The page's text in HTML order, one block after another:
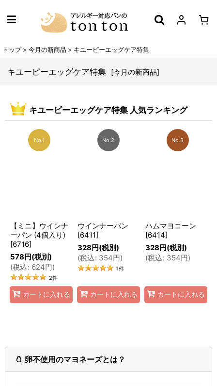
トップ > 今月の新商品 > キユーピーエッグケア特集
キユーピーエッグケア特集 [今月の新商品]
キユーピーエッグケア特集 人気ランキング
No.1 No.2 No.3
【ミニ】ウインナ
ーパン (4個入り)
[6716]
578 円(税別)
(税込: 624円)
2件
カートに入れる
ウインナーパン
[6411]
328 円(税別)
(税込: 354円)
1件
カートに入れる
ハムマヨコーン
[6414]
328 円(税別)
(税込: 354円)
カートに入れる
🥚 卵不使用のマヨネーズとは？